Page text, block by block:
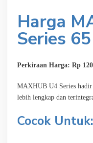
Harga
Series
Perkiraan Harga: Rp
MAXHUB U4 Series
lebih lengkap dan
Cocok Untuk: